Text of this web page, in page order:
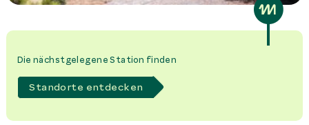
Die nächstgelegene Station finden
Standorte entdecken